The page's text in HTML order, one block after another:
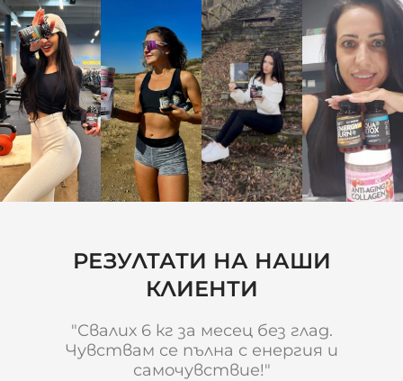
РЕЗУЛТАТИ НА НАШИ
КЛИЕНТИ
"Свалих 6 кг за месец без глад.
Чувствам се пълна с енергия и
самочувствие!"